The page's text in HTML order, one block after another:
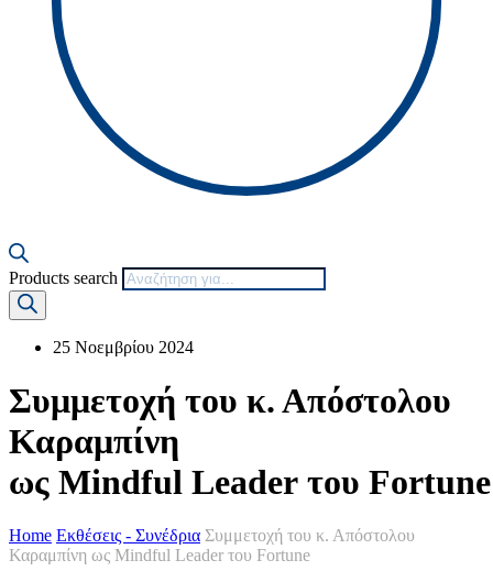
Products search
25 Νοεμβρίου 2024
Συμμετοχή του κ. Απόστολου
Καραμπίνη
ως Mindful Leader του Fortune
Home Εκθέσεις - Συνέδρια Συμμετοχή του κ. Απόστολου
Καραμπίνη ως Mindful Leader του Fortune